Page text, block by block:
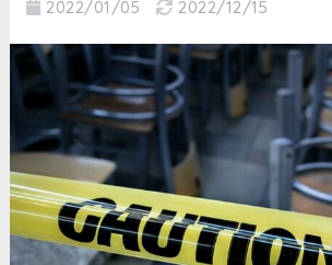
2022/01/05 2022/12/15